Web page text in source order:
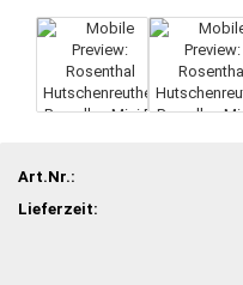
Art.Nr.:
Lieferzeit: